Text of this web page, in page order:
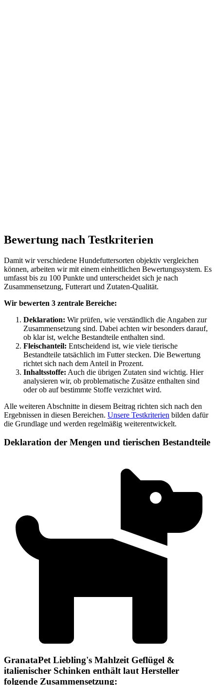
Bewertung nach Testkriterien
Damit wir verschiedene Hundefuttersorten objektiv vergleichen
können, arbeiten wir mit einem einheitlichen Bewertungssystem. Es
umfasst bis zu 100 Punkte und unterscheidet sich je nach
Zusammensetzung, Futterart und Zutaten-Qualität.
Wir bewerten 3 zentrale Bereiche:
Deklaration: Wir prüfen, wie verständlich die Angaben zur
Zusammensetzung sind. Dabei achten wir besonders darauf,
ob klar ist, welche Bestandteile enthalten sind.
Fleischanteil: Entscheidend ist, wie viele tierische
Bestandteile tatsächlich im Futter stecken. Die Bewertung
richtet sich nach dem Anteil in Prozent.
Inhaltsstoffe: Auch die übrigen Zutaten sind wichtig. Hier
analysieren wir, ob problematische Zusätze enthalten sind
oder ob auf bestimmte Stoffe verzichtet wird.
Alle weiteren Abschnitte in diesem Beitrag richten sich nach den
Ergebnissen in diesen Bereichen. Unsere Testkriterien bilden dafür
die Grundlage und werden regelmäßig weiterentwickelt.
Deklaration der Mengen und tierischen Bestandteile
GranataPet Liebling's Mahlzeit Geflügel &
italienischer Schinken enthält laut Hersteller
folgende Zusammensetzung: